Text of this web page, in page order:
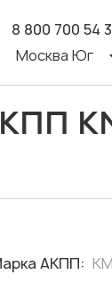
8 800 700 54
Москва Юг
АКПП: KM